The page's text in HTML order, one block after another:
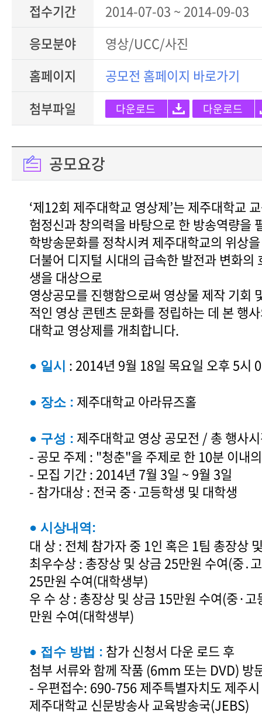
접수기간
2014-07-03 ~ 2014-09-03
응모분야
영상/UCC/사진
홈페이지
공모전 홈페이지 바로가기
첨부파일
다운로드 다운로드
공모요강
‘제12회 제주대학교 영상제’는 제주대학교
험정신과 창의력을 바탕으로 한 방송역량을
학방송문화를 정착시켜 제주대학교의 위상
더불어 디지털 시대의 급속한 발전과 변화의
생을 대상으로
영상공모를 진행함으로써 영상물 제작 기회
적인 영상 콘텐츠 문화를 정립하는 데 본 행
대학교 영상제를 개최합니다.
● 일시 : 2014년 9월 18일 목요일 오후 5시
● 장소 : 제주대학교 아라뮤즈홀
● 구성 : 제주대학교 영상 공모전 / 총 행사
- 공모 주제 : "청춘"을 주제로 한 10분 이내
- 모집 기간 : 2014년 7월 3일 ~ 9월 3일
- 참가대상 : 전국 중·고등학생 및 대학생
● 시상내역:
대 상 : 전체 참가자 중 1인 혹은 1팀 총장상
최우수상 : 총장상 및 상금 25만원 수여(중․
25만원 수여(대학생부)
우 수 상 : 총장상 및 상금 15만원 수여(중·
만원 수여(대학생부)
● 접수 방법 : 참가 신청서 다운 로드 후
첨부 서류와 함께 작품 (6mm 또는 DVD) 방
- 우편접수: 690-756 제주특별자치도 제주
제주대학교 신문방송사 교육방송국(JEBS)